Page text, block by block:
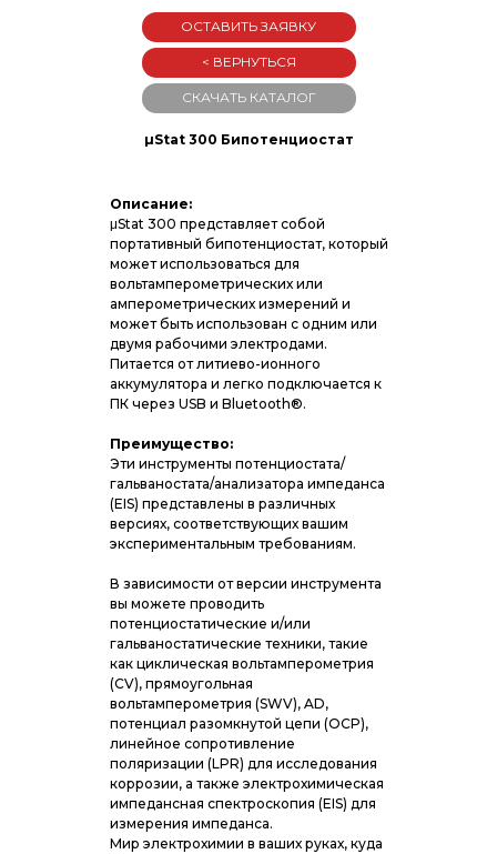
Описание:
μStat 300 представляет собой
портативный бипотенциостат, который
может использоваться для
вольтамперометрических или
амперометрических измерений и
может быть использован с одним или
двумя рабочими электродами.
Питается от литиево-ионного
аккумулятора и легко подключается к
ПК через USB и Bluetooth®.
Преимущество:
Эти инструменты потенциостата/
гальваностата/анализатора импеданса
(EIS) представлены в различных
версиях, соответствующих вашим
экспериментальным требованиям.
В зависимости от версии инструмента
вы можете проводить
потенциостатические и/или
гальваностатические техники, такие
как циклическая вольтамперометрия
(CV), прямоугольная
вольтамперометрия (SWV), AD,
потенциал разомкнутой цепи (OCP),
линейное сопротивление
поляризации (LPR) для исследования
коррозии, а также электрохимическая
импедансная спектроскопия (EIS) для
измерения импеданса.
Мир электрохимии в ваших руках, куда
µStat 300 Бипотенциостат
< ВЕРНУТЬСЯ
ОСТАВИТЬ ЗАЯВКУ
СКАЧАТЬ КАТАЛОГ